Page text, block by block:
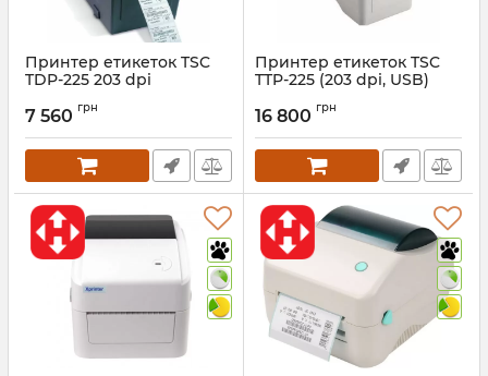
Принтер етикеток TSC
TDP-225 203 dpi
7 560 грн
Принтер етикеток TSC
TTP-225 (203 dpi, USB)
16 800 грн